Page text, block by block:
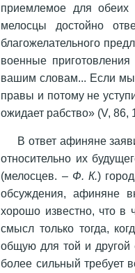
приемлемое для обеих
мелосцы достойно
благожелательного
военные
вашим словам... Если
правы и потому не
ожидает рабство» (V, 86,
В ответ афиняне
относительно их
(мелосцев. – Ф. К.)
обсуждения, афиняне
хорошо известно, что в
смысл только тогда,
общую для той и другой
более сильный требует